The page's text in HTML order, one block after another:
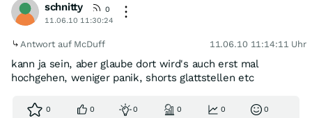
schnitty
0
11.06.10 11:30:24
Antwort auf McDuff 11.06.10 11:14:11 Uhr
kann ja sein, aber glaube dort wird's auch erst mal
hochgehen, weniger panik, shorts glattstellen etc
0 0 0 0 0 0